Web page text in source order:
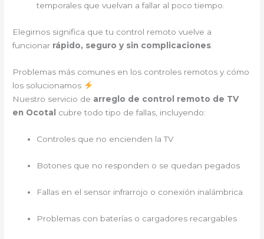
temporales que vuelvan a fallar al poco tiempo.
Elegirnos significa que tu control remoto vuelve a
funcionar rápido, seguro y sin complicaciones.
Problemas más comunes en los controles remotos y cómo
los solucionamos
Nuestro servicio de arreglo de control remoto de TV
en Ocotal cubre todo tipo de fallas, incluyendo:
Controles que no encienden la TV
Botones que no responden o se quedan pegados
Fallas en el sensor infrarrojo o conexión inalámbrica
Problemas con baterías o cargadores recargables